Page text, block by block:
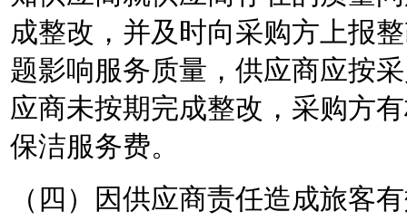
成整改，并及时向采购方上报
题影响服务质量，供应商应按
应商未按期完成整改，采购方
保洁服务费。
（四）因供应商责任造成旅客